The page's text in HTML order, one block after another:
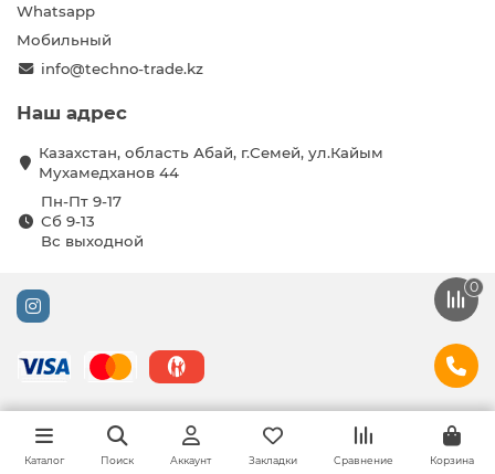
Whatsapp
Мобильный
info@techno-trade.kz
Наш адрес
Казахстан, область Абай, г.Семей, ул.Кайым
Мухамедханов 44
Пн-Пт 9-17
Сб 9-13
Вс выходной
0
Каталог Поиск Аккаунт Закладки Сравнение Корзина